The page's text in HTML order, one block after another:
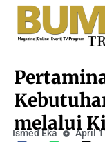
melalui
Ismed Eka April